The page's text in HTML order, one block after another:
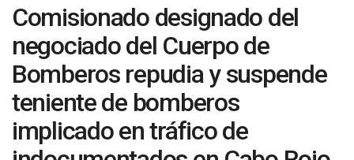
Comisionado designado del
negociado del Cuerpo de
Bomberos repudia y suspende
teniente de bomberos
implicado en tráfico de